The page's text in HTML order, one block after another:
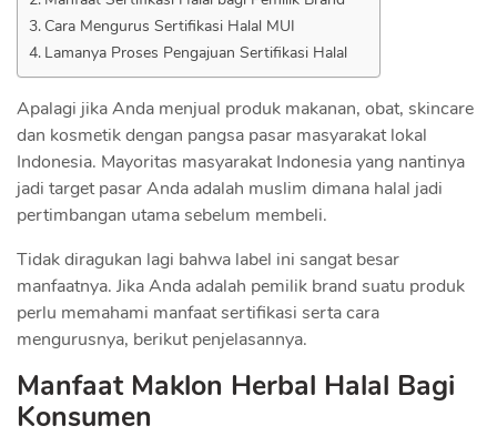
Cara Mengurus Sertifikasi Halal MUI
Lamanya Proses Pengajuan Sertifikasi Halal
Apalagi jika Anda menjual produk makanan, obat, skincare
dan kosmetik dengan pangsa pasar masyarakat lokal
Indonesia. Mayoritas masyarakat Indonesia yang nantinya
jadi target pasar Anda adalah muslim dimana halal jadi
pertimbangan utama sebelum membeli.
Tidak diragukan lagi bahwa label ini sangat besar
manfaatnya. Jika Anda adalah pemilik brand suatu produk
perlu memahami manfaat sertifikasi serta cara
mengurusnya, berikut penjelasannya.
Manfaat Maklon Herbal Halal Bagi
Konsumen